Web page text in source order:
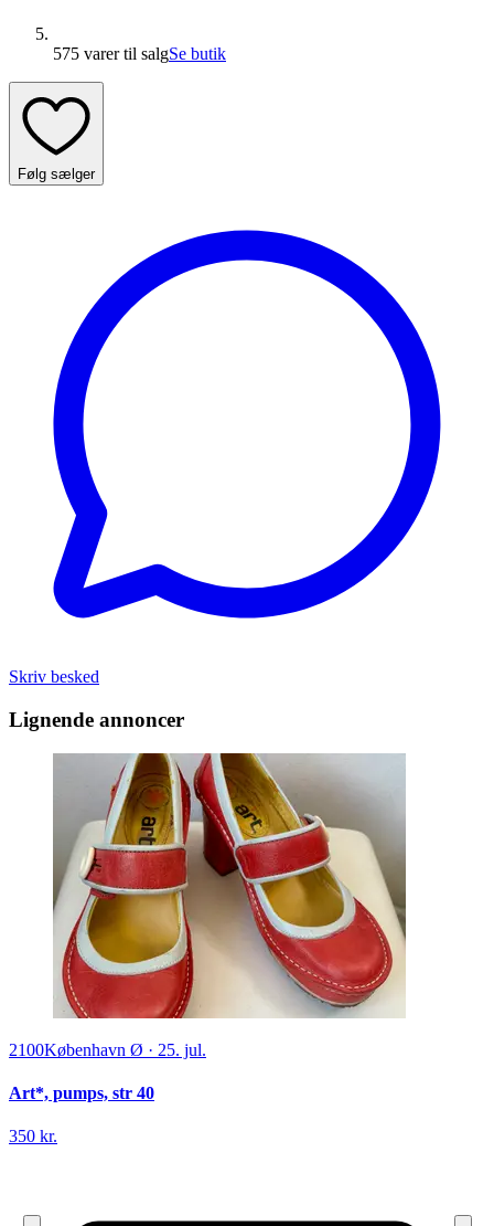
575 varertil salgSe butik
Følg sælger
Skriv besked
Lignende annoncer
2100København Ø · 25. jul.
Art*, pumps, str 40
350 kr.